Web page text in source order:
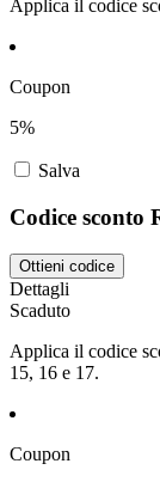
Applica il codice
Coupon
5%
Salva
Codice sconto
Ottieni codice
Dettagli
Scaduto
Applica il codice
15, 16 e 17.
Coupon